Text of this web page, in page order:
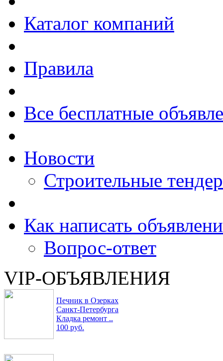
Каталог компаний
Правила
Все бесплатные
Новости
Строительные
Как написать
Вопрос-ответ
VIP-ОБЪЯВЛЕНИЯ
Печник в Озерках
Санкт-Петербурга
Кладка ремонт ..
100 руб.